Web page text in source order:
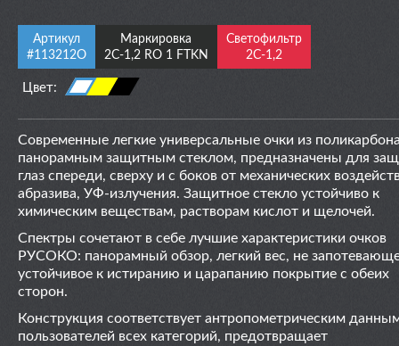
Артикул
#113212О
Маркировка
2С-1,2 RO 1 FTKN
Светофильтр
2С-1,2
Цвет:
Современные легкие универсальные очки из
панорамным защитным стеклом, предназначены для
глаз спереди, сверху и с боков от механических
абразива, УФ-излучения. Защитное стекло устойчиво к
химическим веществам, растворам кислот и щелочей.
Спектры сочетают в себе лучшие характеристики очков
РУСОКО: панорамный обзор, легкий вес, не
устойчивое к истиранию и царапанию покрытие с обеих
сторон.
Конструкция соответствует антропометрическим
пользователей всех категорий, предотвращает